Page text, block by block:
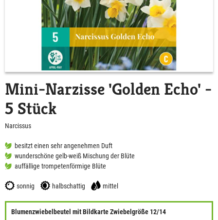
Mini-Narzisse 'Golden Echo' -
5 Stück
Narcissus
besitzt einen sehr angenehmen Duft
wunderschöne gelb-weiß Mischung der Blüte
auffällige trompetenförmige Blüte
sonnig halbschattig mittel
Blumenzwiebelbeutel mit Bildkarte Zwiebelgröße 12/14